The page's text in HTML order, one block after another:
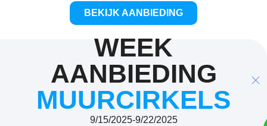
BEKIJK AANBIEDING
WEEK
AANBIEDING
MUURCIRKELS
9/15/2025-9/22/2025